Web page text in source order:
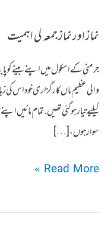
نماز اور نماز جمعہ کی اہمیت
جرمنی کے اسکول میں اپنے بیٹے کو
والی عظیم ماں کار گزاری خود اس کی
کیلیے تیار ہوگئی تھیں. تمام مائیں
سوار ہوں، […]
نماز
نماز
Read More »